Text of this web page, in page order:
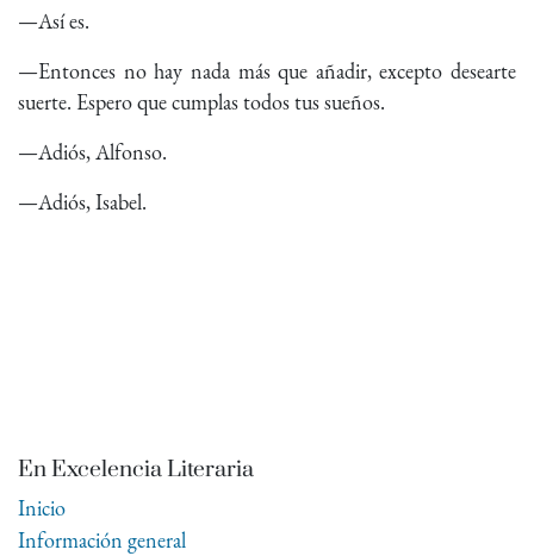
—Así es.
—Entonces no hay nada más que añadir, excepto desearte
suerte. Espero que cumplas todos tus sueños.
—Adiós, Alfonso.
—Adiós, Isabel.
En Excelencia Literaria
Inicio
Información general